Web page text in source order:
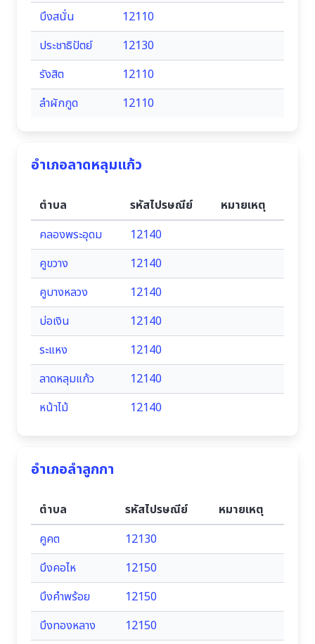
บึงสนั่น
12110
ประชาธิปัตย์
12130
รังสิต
12110
ลำผักกูด
12110
อำเภอลาดหลุมแก้ว
ตำบล รหัสไปรษณีย์
หมายเหตุ
คลองพระอุดม
12140
คูขวาง
12140
คูบางหลวง
12140
บ่อเงิน
12140
ระแหง
12140
ลาดหลุมแก้ว
12140
หน้าไม้
12140
อำเภอลำลูกกา
ตำบล รหัสไปรษณีย์
หมายเหตุ
คูคต
12130
บึงคอไห
12150
บึงคำพร้อย
12150
บึงทองหลาง
12150